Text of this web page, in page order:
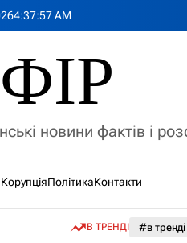
4:37:59AM
новини фактів і
КорупціяПолітикаКонтакти
В ТРЕНДІ #в тренді